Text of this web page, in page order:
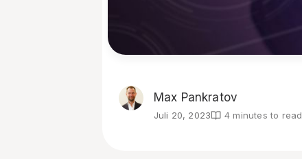
Max Pankratov
Juli 20, 2023 4 minutes to read